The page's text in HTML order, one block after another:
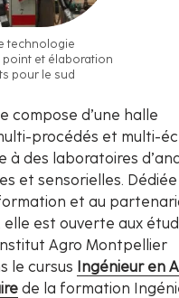
technologie
point et élaboration
pour le sud
compose d’une halle
procédés et multi-
à des laboratoires
et sensorielles.
et au
est ouverte aux
Agro Montpellier
le cursus Ingénieur en
de la formation